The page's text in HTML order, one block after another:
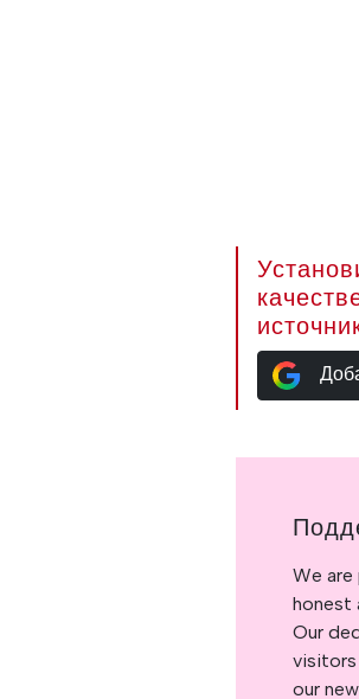
We
honest
Our
visitors
our